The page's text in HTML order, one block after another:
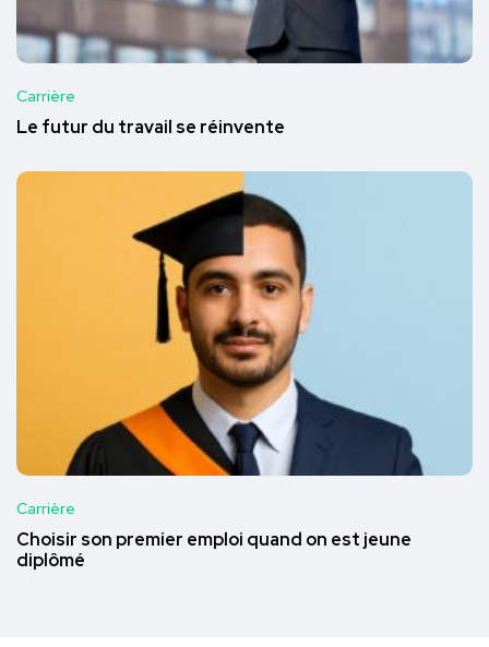
Carrière
Le futur du travail se réinvente
Carrière
Choisir son premier emploi quand on est jeune
diplômé